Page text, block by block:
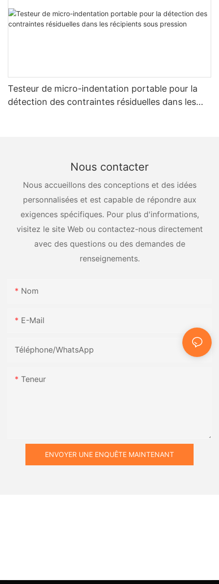
Testeur de micro-indentation portable pour la
détection des contraintes résiduelles dans les
Nous contacter
Nous accueillons des conceptions et des idées
personnalisées et est capable de répondre aux
exigences spécifiques. Pour plus d'informations,
visitez le site Web ou contactez-nous directement
avec des questions ou des demandes de
renseignements.
Nom
E-Mail
Téléphone/WhatsApp
Teneur
ENVOYER UNE ENQUÊTE MAINTENANT